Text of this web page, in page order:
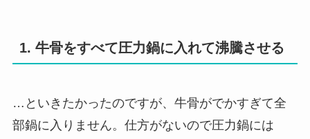
1. 牛骨をすべて圧力鍋に入れて沸騰させる
…といきたかったのですが、牛骨がでかすぎて全
部鍋に入りません。仕方がないので圧力鍋には